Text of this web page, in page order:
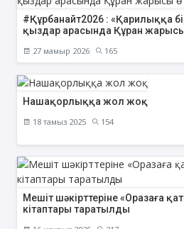
#Құрбанайт2026 : «Қарилыққа
қыздар арасында Құран жарысы
27 мамыр 2026 165
Нашақорлыққа жол жоқ
18 тамыз 2025 154
Мешіт шәкірттеріне «Оразаға
кітаптары таратылды